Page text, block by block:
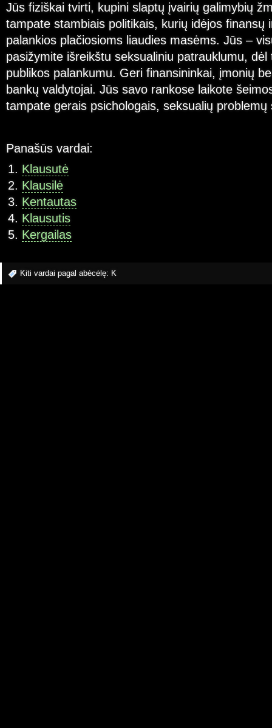
Jūs fiziškai tvirti, kupini slaptų įvairių galimybių
tampate stambiais politikais, kurių idėjos finansų
palankios plačiosioms liaudies masėms. Jūs –
pasižymite išreikštu seksualiniu patrauklumu, dėl
publikos palankumu. Geri finansininkai, įmonių
bankų valdytojai. Jūs savo rankose laikote
tampate gerais psichologais, seksualių problemų
Panašūs vardai:
Klausutė
Klausilė
Kentautas
Klausutis
Kergailas
Kiti vardai pagal abėcėlę: K